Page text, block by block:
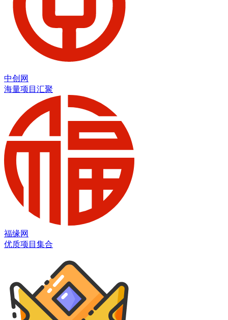
中创网
海量项目汇聚
福缘网
优质项目集合